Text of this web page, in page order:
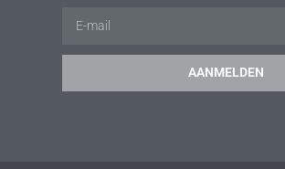
AANMELDEN